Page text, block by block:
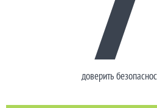
доверить